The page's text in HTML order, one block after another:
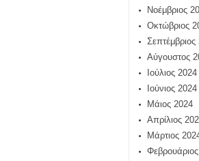
Νοέμβριος
Οκτώβριος
Σεπτέμβριος
Αύγουστος
Ιούλιος 2024
Ιούνιος 2024
Μάιος 2024
Απρίλιος
Μάρτιος